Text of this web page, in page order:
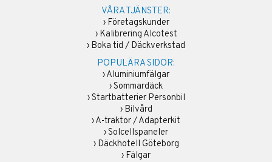
VÅRA TJÄNSTER:
› Företagskunder
› Kalibrering Alcotest
› Boka tid / Däckverkstad
POPULÄRA SIDOR:
›Aluminiumfälgar
›Sommardäck
›Startbatterier Personbil
› Bilvård
›A-traktor / Adapterkit
›Solcellspaneler
› Däckhotell Göteborg
› Fälgar